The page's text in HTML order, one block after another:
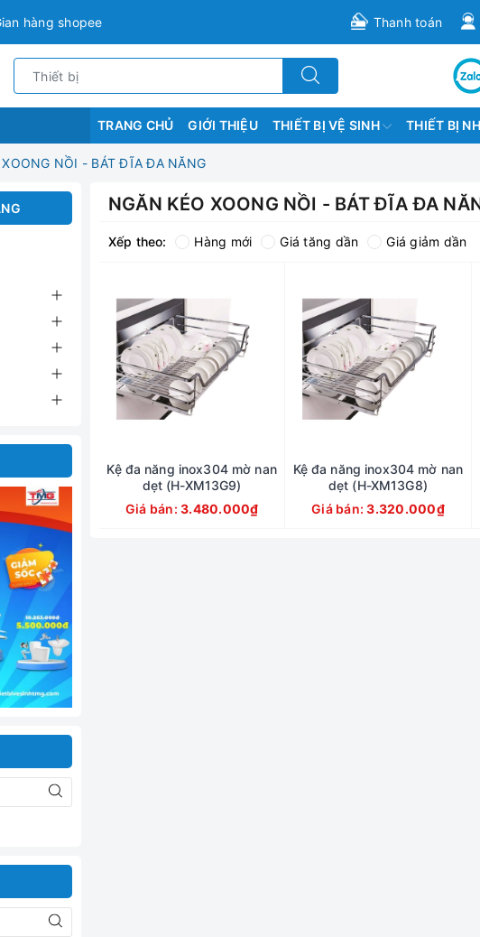
hàng shopee Thanh toán
TRANG CHỦ GIỚI THIỆU THIẾT BỊ VỆ SINH THIẾT BỊ
XOONG NỒI - BÁT ĐĨA ĐA NĂNG
NGĂN KÉO XOONG NỒI - BÁT ĐĨA ĐA
Xếp theo: Hàng mới Giá tăng dần Giá giảm dần
Kệ đa năng inox304 mờ nan
dẹt (H-XM13G9)
Giá bán: 3.480.000₫
Kệ đa năng inox304 mờ nan
dẹt (H-XM13G8)
Giá bán:3.320.000₫